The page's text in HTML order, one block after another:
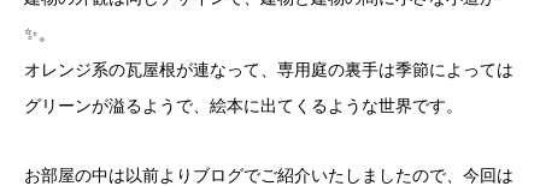
✨。
オレンジ系の瓦屋根が連なって、専用庭の裏手は季節によっては
グリーンが溢るようで、絵本に出てくるような世界です。
お部屋の中は以前よりブログでご紹介いたしましたので、今回は